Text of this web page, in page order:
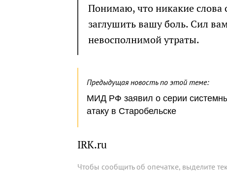
Понимаю, что никакие слова
заглушить вашу боль. Сил
невосполнимой утраты.
Предыдущая новость по этой теме:
МИД РФ заявил о серии
атаку в Старобельске
IRK.ru
Чтобы сообщить об опечатке, выделите